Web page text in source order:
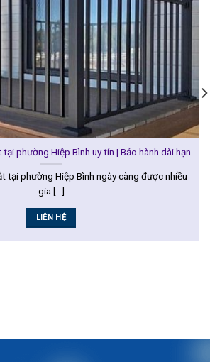
phường Hiệp Bình uy tín | Bảo hành dài hạn
tại phường Hiệp Bình ngày càng được nhiều
gia [...]
LIÊN HỆ